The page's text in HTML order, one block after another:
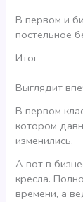
В первом и
постельное
Итог
Выглядит
В первом
котором
изменились.
А вот в
кресла.
времени, а